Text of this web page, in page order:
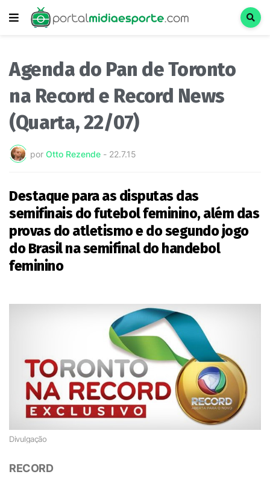
Agenda do Pan de Toronto
na Record e Record News
(Quarta, 22/07)
por Otto Rezende - 22.7.15
Destaque para as disputas das
semifinais do futebol feminino, além das
provas do atletismo e do segundo jogo
do Brasil na semifinal do handebol
feminino
Divulgação
RECORD